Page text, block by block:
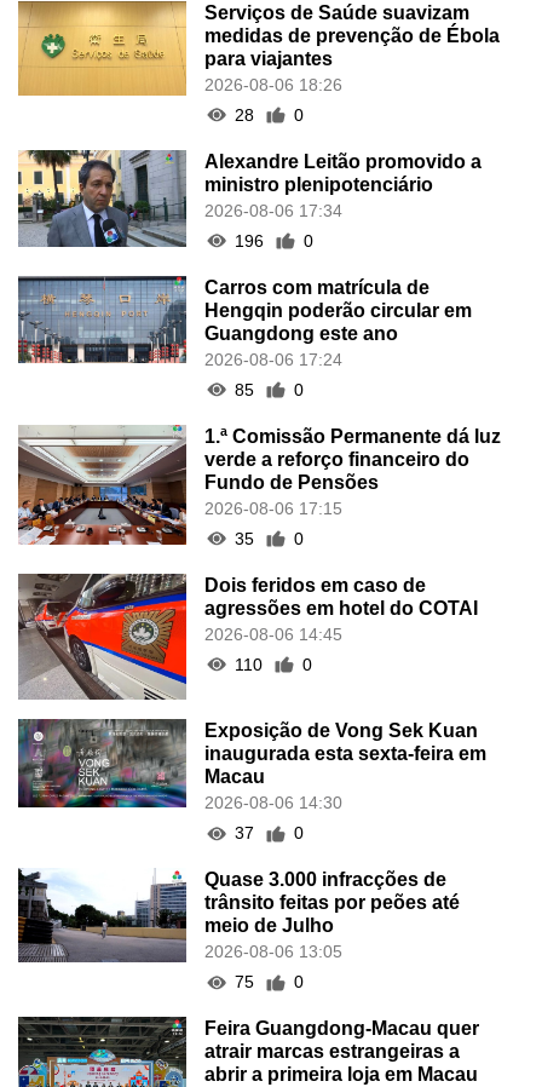
Serviços de Saúde suavizam
medidas de prevenção de Ébola
para viajantes
2026-08-06 18:26
28
0
Alexandre Leitão promovido a
ministro plenipotenciário
2026-08-06 17:34
196
0
Carros com matrícula de
Hengqin poderão circular em
Guangdong este ano
2026-08-06 17:24
85
0
1.ª Comissão Permanente dá luz
verde a reforço financeiro do
Fundo de Pensões
2026-08-06 17:15
35
0
Dois feridos em caso de
agressões em hotel do COTAI
2026-08-06 14:45
110
0
Exposição de Vong Sek Kuan
inaugurada esta sexta-feira em
Macau
2026-08-06 14:30
37
0
Quase 3.000 infracções de
trânsito feitas por peões até
meio de Julho
2026-08-06 13:05
75
0
Feira Guangdong-Macau quer
atrair marcas estrangeiras a
abrir a primeira loja em Macau